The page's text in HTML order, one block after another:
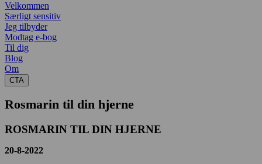
Velkommen
Særligt sensitiv
Jeg tilbyder
Modtag e-bog
Til dig
Blog
Om
CTA
Rosmarin til din hjerne
ROSMARIN TIL DIN HJERNE
20-8-2022